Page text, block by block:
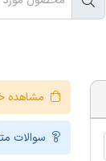
مشاهده
سوالات